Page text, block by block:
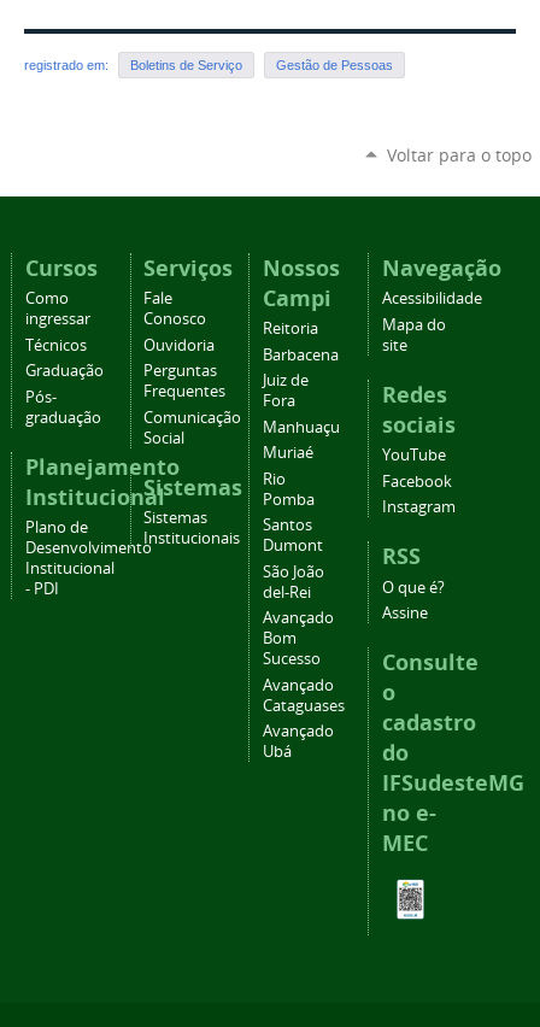
registrado em: Boletins de Serviço Gestão de Pessoas
Voltar para o topo
Cursos
Como
ingressar
Técnicos
Graduação
Pós-
graduação
Planejamento
Institucional
Plano de
Desenvolvimento
Institucional
- PDI
Serviços
Fale
Conosco
Ouvidoria
Perguntas
Frequentes
Comunicação
Social
Sistemas
Sistemas
Institucionais
Nossos
Campi
Reitoria
Barbacena
Juiz de
Fora
Manhuaçu
Muriaé
Rio
Pomba
Santos
Dumont
São João
del-Rei
Avançado
Bom
Sucesso
Avançado
Cataguases
Avançado
Ubá
Navegação
Acessibilidade
Mapa do
site
Redes
sociais
YouTube
Facebook
Instagram
RSS
O que é?
Assine
Consulte
o
cadastro
do
IFSudesteMG
no e-
MEC